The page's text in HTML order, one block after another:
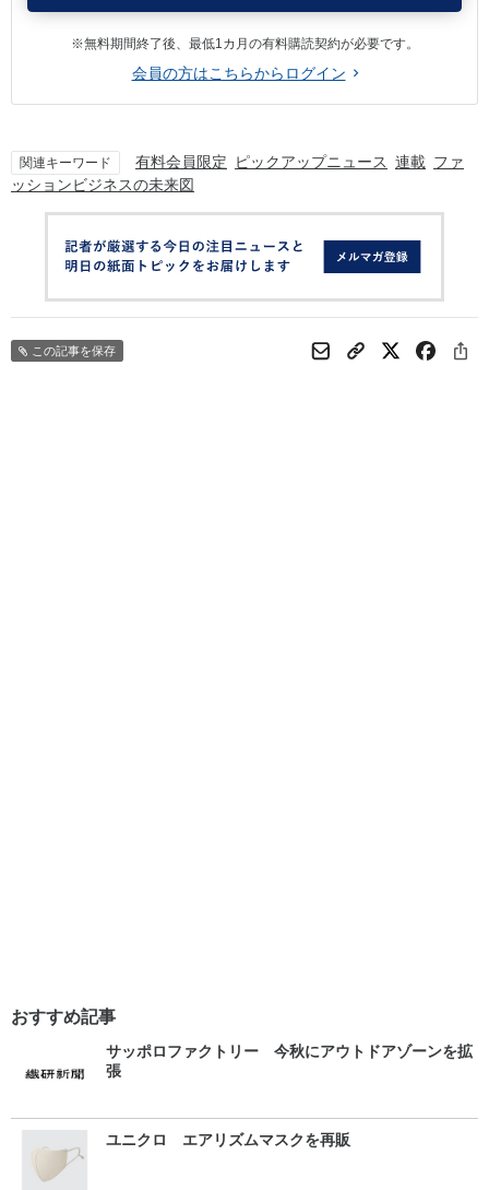
※無料期間終了後、最低1カ月の有料購読契約が必要です。
会員の方はこちらからログイン
関連キーワード 有料会員限定 ピックアップニュース 連載 ファ
ッションビジネスの未来図
この記事を保存
おすすめ記事
サッポロファクトリー 今秋にアウトドアゾーンを拡
張
ユニクロ エアリズムマスクを再販